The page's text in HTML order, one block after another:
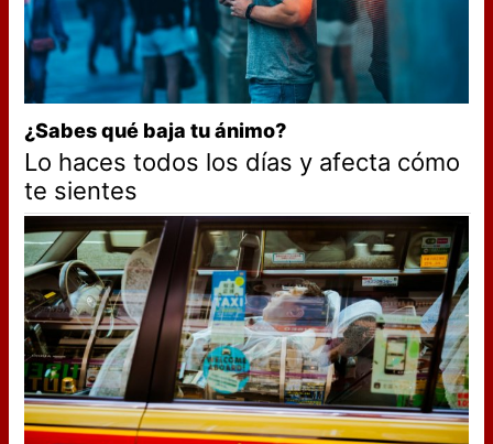
¿Sabes qué baja tu ánimo?
Lo haces todos los días y afecta cómo
te sientes